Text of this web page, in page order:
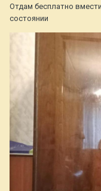
Отдам бесплатно
состоянии